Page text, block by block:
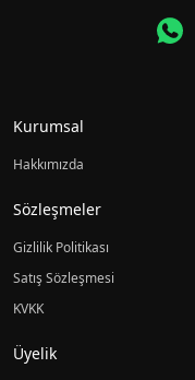
Kurumsal
Hakkımızda
Sözleşmeler
Gizlilik Politikası
Satış Sözleşmesi
KVKK
Üyelik